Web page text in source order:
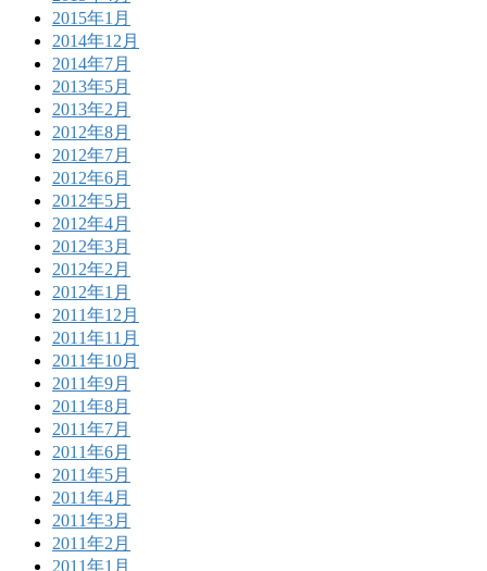
2015年1月
2014年12月
2014年7月
2013年5月
2013年2月
2012年8月
2012年7月
2012年6月
2012年5月
2012年4月
2012年3月
2012年2月
2012年1月
2011年12月
2011年11月
2011年10月
2011年9月
2011年8月
2011年7月
2011年6月
2011年5月
2011年4月
2011年3月
2011年2月
2011年1月